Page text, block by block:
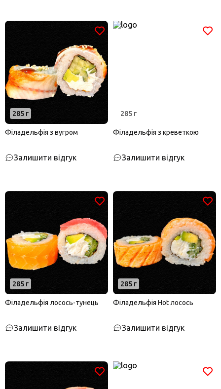
285 г
Філадельфія з вугром
Залишити відгук
285 г
Філадельфія з креветкою
Залишити відгук
285 г
Філадельфія лосось-тунець
Залишити відгук
285 г
Філадельфія Hot лосось
Залишити відгук